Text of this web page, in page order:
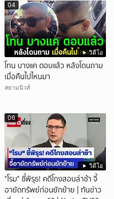
วิดีโอ
04
โทน บางแค ตอบแล้ว หลังโดนถาม
เมื่อคืนไปไหนมา
สยามนิวส์
วิดีโอ
06
"โรม" ชี้พิรุธ! คดีโกงสอบล่าช้า จี้
อายัดทรัพย์ก่อนยักย้าย | ทันข่าว